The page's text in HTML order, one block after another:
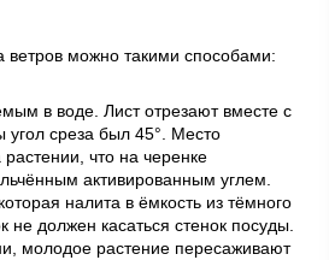
ветров можно такими способами:
в воде. Лист отрезают вместе с
угол среза был 45°. Место
что на черенке
активированным углем.
налита в ёмкость из тёмного
не должен касаться стенок посуды.
молодое растение пересаживают